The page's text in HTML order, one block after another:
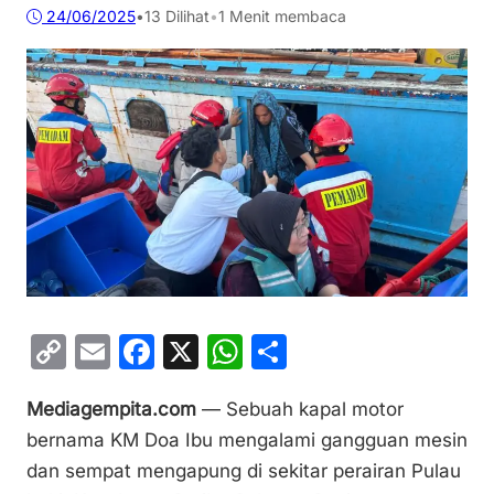
24/06/2025•13 Dilihat•1 Menit membaca
C
p
y
E
ai
l
F
c
e
X
W
at
s
ar
e
Mediagempita.com — Sebuah kapal motor
bernama KM Doa Ibu mengalami gangguan mesin
dan sempat mengapung di sekitar perairan Pulau